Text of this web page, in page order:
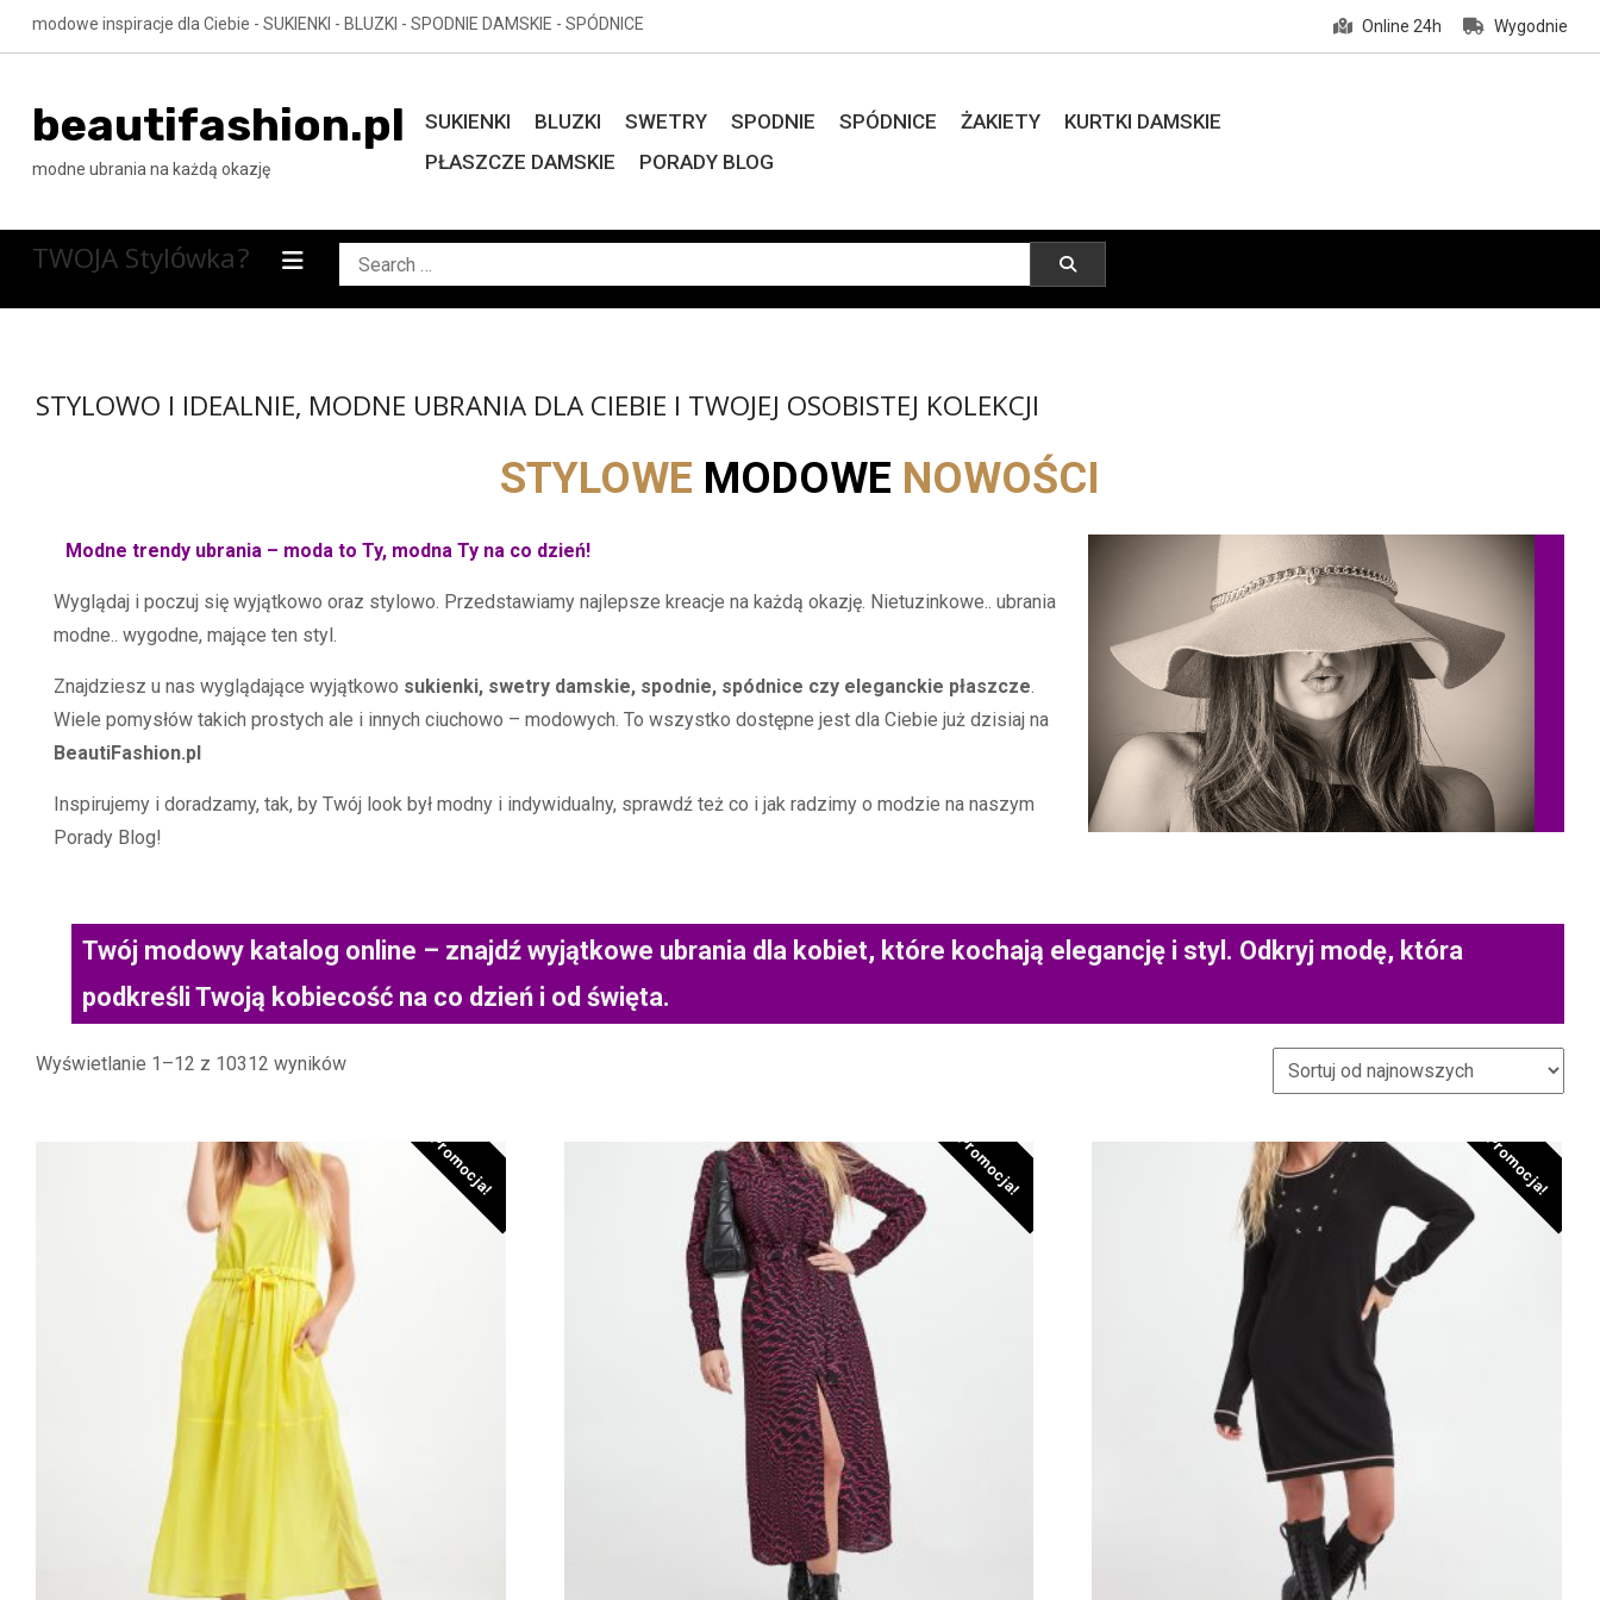
Skip
to
modowe inspiracje dla Ciebie - SUKIENKI - BLUZKI - SPODNIE DAMSKIE - SPÓDNICE Online 24h Wygodnie
beautifashion.pl
modne ubrania na każdą okazję
SUKIENKI BLUZKI SWETRY SPODNIE SPÓDNICE ŻAKIETY
KURTKI DAMSKIE
PŁASZCZE DAMSKIE
PORADY BLOG
TWOJA Stylówka?
Search
for:
STYLOWO I IDEALNIE, MODNE UBRANIA DLA CIEBIE I TWOJEJ OSOBISTEJ KOLEKCJI
STYLOWE MODOWE NOWOŚCI
Modne trendy ubrania – moda to Ty, modna Ty na co dzień!
Wyglądaj i poczuj się wyjątkowo oraz stylowo. Przedstawiamy najlepsze kreacje na każdą okazję. Nietuzinkowe.. ubrania
modne.. wygodne, mające ten styl.
Znajdziesz u nas wyglądające wyjątkowo sukienki, swetry damskie, spodnie, spódnice czy eleganckie płaszcze.
Wiele pomysłów takich prostych ale i innych ciuchowo – modowych. To wszystko dostępne jest dla Ciebie już dzisiaj na
BeautiFashion.pl
Inspirujemy i doradzamy, tak, by Twój look był modny i indywidualny, sprawdź też co i jak radzimy o modzie na naszym
Porady Blog!
Twój modowy katalog online – znajdź wyjątkowe ubrania dla kobiet, które kochają elegancję i styl. Odkryj modę, która
podkreśli Twoją kobiecość na co dzień i od święta.
Wyświetlanie 1–12 z 10312 wynikówPosortowane
Promocja! Promocja! Promocja!